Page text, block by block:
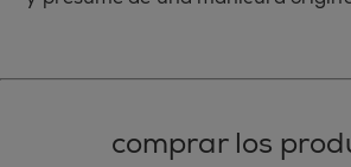
comprar los